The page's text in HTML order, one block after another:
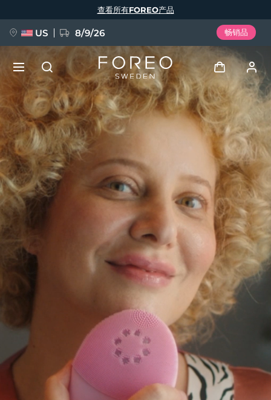
查看所有FOREO产品
US 8/9/26 畅销品
登录
用户信息
我的设备
我的订单
我的地址
我的订阅
新品
FAQ™ Pure Beauty-Tech Elixir
BREAKING NEWS
issa™ Teeth Whitening Set
FAQ™ Dual LED Panel
热门产品
语言
English Deutsch
Español
Français
Italiano
Português
Polski
Svenska
Русский
Türkçe
简体中文 繁體中文
发货国家
预计送达日期 8/9/26
预计送达日期
西班牙 预计送达日期8/8/26
预计送达日期8/11/26